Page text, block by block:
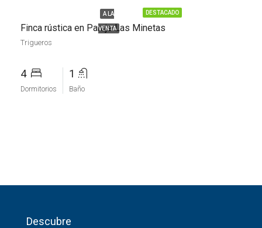
DESTACADO
A LA
VENTA
Finca rústica en Paraje Las Minetas
Trigueros
4
Dormitorios
1
Baño
Descubre